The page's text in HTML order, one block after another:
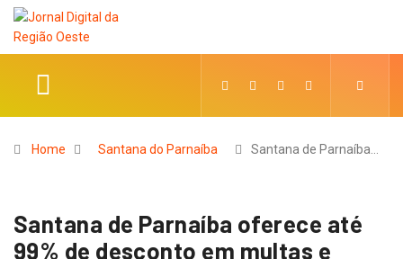
Home Santana do Parnaíba Santana de Parnaíba…
Santana de Parnaíba oferece até
99% de desconto em multas e